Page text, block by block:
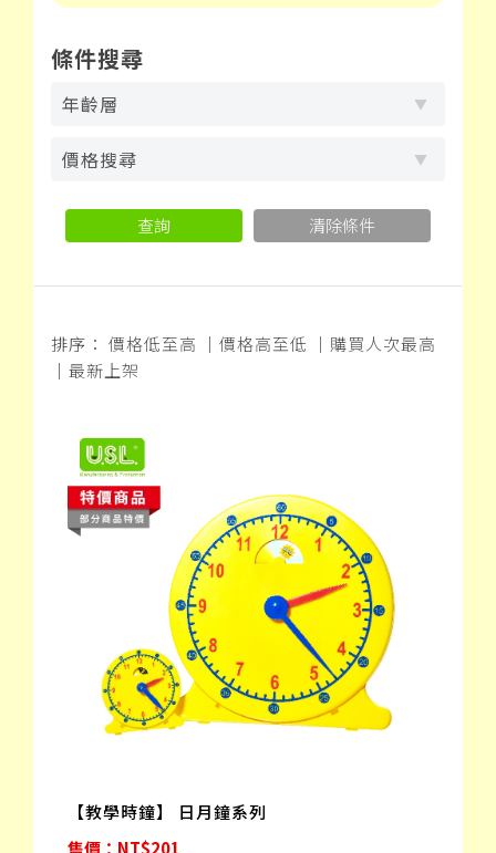
條件搜尋
年齡層
價格搜尋
查詢 清除條件
排序： 價格低至高 ｜ 價格高至低 ｜ 購買人次最高
｜ 最新上架
【教學時鐘】 日月鐘系列
售價：NT$201